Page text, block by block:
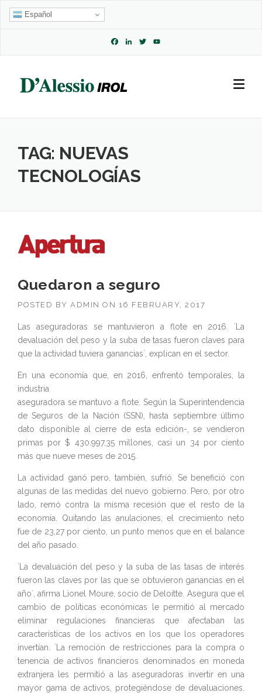
Skip
Español
Facebook
LinkedIn
Twitter
TAG: NUEVAS
TECNOLOGÍAS
Quedaron a seguro
POSTED BY ADMIN ON 16 FEBRUARY, 2017
Las aseguradoras se mantuvieron a flote en 2016. `La
devaluación del peso y la suba de tasas fueron claves para
que la actividad tuviera ganancias`, explican en el sector.
En una economía que, en 2016, enfrentó temporales, la
industria
aseguradora se mantuvo a flote. Según la Superintendencia
de Seguros de la Nación (SSN), hasta septiembre último
dato disponible al cierre de esta edición-, se vendieron
primas por $ 430.997,35 millones, casi un 34 por ciento
más que nueve meses de 2015.
La actividad ganó pero, también, sufrió. Se benefició con
algunas de las medidas del nuevo gobierno. Pero, por otro
lado, remó contra la misma recesión que el resto de la
economía. Quitando las anulaciones, el crecimiento neto
fue de 23,27 por ciento, un punto menos que en el balance
del año pasado.
`La devaluación del peso y la suba de las tasas de interés
fueron las claves por las que se obtuvieron ganancias en el
año`, afirma Lionel Moure, socio de Deloitte. Asegura que el
cambio de políticas económicas le permitió al mercado
eliminar regulaciones financieras que afectaban las
características de los activos en los que los operadores
invertían. `La remoción de restricciones para la compra o
tenencia de activos financieros denominados en moneda
extranjera les permitió a las aseguradoras invertir en una
mayor gama de activos, protegiéndose de devaluaciones.